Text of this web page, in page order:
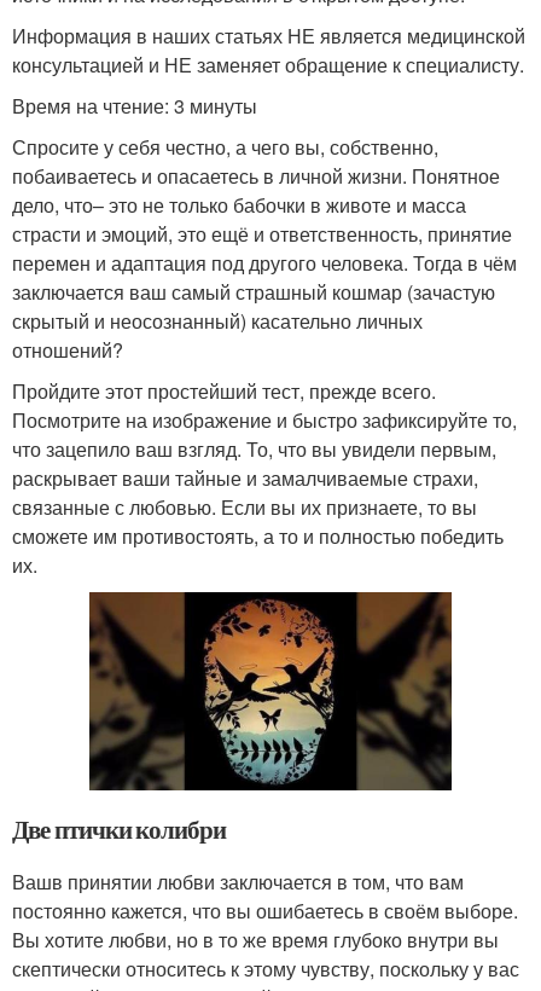
Информация в наших статьях НЕ является медицинской
консультацией и НЕ заменяет обращение к специалисту.
Время на чтение: 3 минуты
Спросите у себя честно, а чего вы, собственно,
побаиваетесь и опасаетесь в личной жизни. Понятное
дело, что– это не только бабочки в животе и масса
страсти и эмоций, это ещё и ответственность, принятие
перемен и адаптация под другого человека. Тогда в чём
заключается ваш самый страшный кошмар (зачастую
скрытый и неосознанный) касательно личных
отношений?
Пройдите этот простейший тест, прежде всего.
Посмотрите на изображение и быстро зафиксируйте то,
что зацепило ваш взгляд. То, что вы увидели первым,
раскрывает ваши тайные и замалчиваемые страхи,
связанные с любовью. Если вы их признаете, то вы
сможете им противостоять, а то и полностью победить
их.
Две птички колибри
Вашв принятии любви заключается в том, что вам
постоянно кажется, что вы ошибаетесь в своём выборе.
Вы хотите любви, но в то же время глубоко внутри вы
скептически относитесь к этому чувству, поскольку у вас